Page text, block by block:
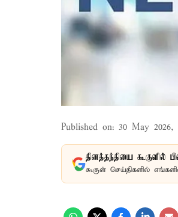
Published on: 30 May 2026,
தினத்தந்தியை கூகுளில்
கூகுள் செய்திகளில்